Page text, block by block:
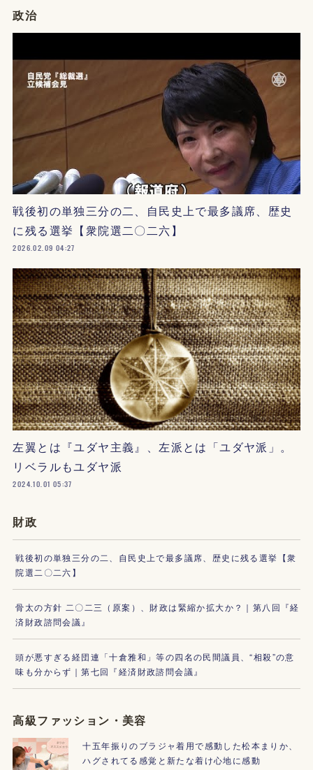
政治
戦後初の単独三分の二、自民史上で最多議席、歴史
に残る選挙【衆院選二〇二六】
2026.02.09 04:27
左翼とは『ユダヤ主義』、左派とは「ユダヤ派」。
リベラルもユダヤ派
2024.10.01 05:37
財政
戦後初の単独三分の二、自民史上で最多議席、歴史に残る選挙【衆
院選二〇二六】
骨太の方針 二〇二三（原案）、財政は緊縮か拡大か？｜第八回『経
済財政諮問会議』
頭が悪すぎる経団連「十倉雅和」等の四名の民間議員、“相殺”の意
味も分からず｜第七回『経済財政諮問会議』
高級ファッション・美容
十五年振りのブラジャ着用で感動した松本まりか、
ハグされてる感覚と新たな着け心地に感動